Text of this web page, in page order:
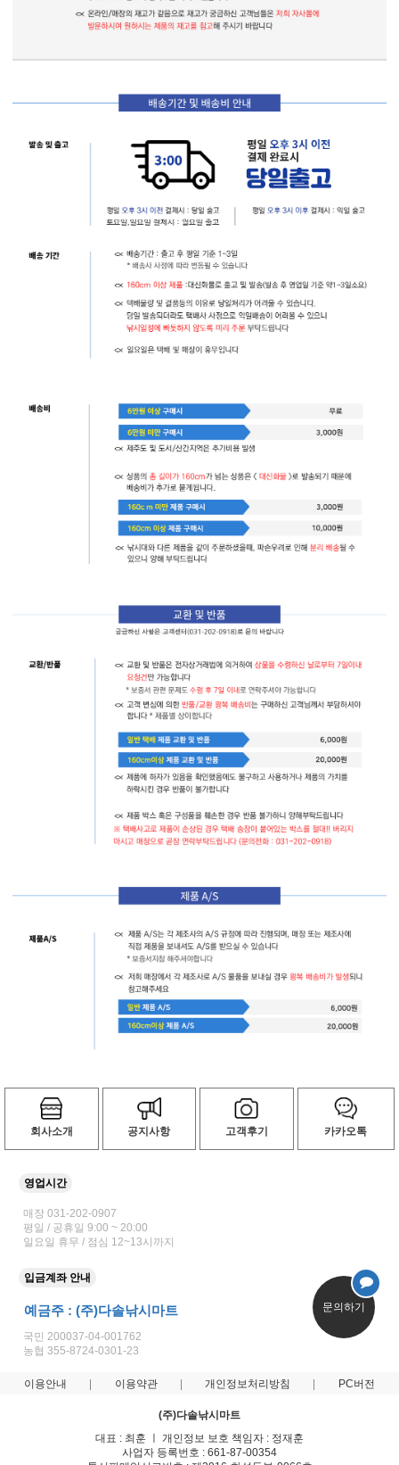
회사소개 공지사항 고객후기 카카오톡
영업시간
매장 031-202-0907
평일 / 공휴일 9:00 ~ 20:00
일요일 휴무 / 점심 12~13시까지
입금계좌 안내
예금주 : (주)다솔낚시마트
국민 200037-04-001762
농협 355-8724-0301-23
문의하기
이용안내 이용약관 개인정보처리방침 PC버전
(주)다솔낚시마트
대표 : 최훈 ㅣ 개인정보 보호 책임자 : 정재훈
사업자 등록번호 : 661-87-00354